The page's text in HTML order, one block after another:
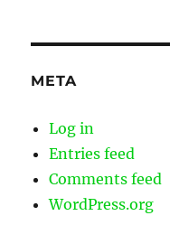
META
Log in
Entries feed
Comments feed
WordPress.org